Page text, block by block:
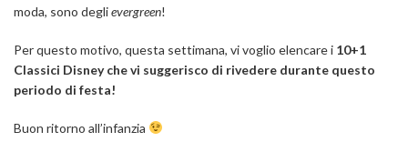
moda, sono deglievergreen!
Per questo motivo, questa settimana, vi voglio elencare i 10+1
Classici Disney che vi suggerisco di rivedere durante questo
periodo di festa!
Buon ritorno all’infanzia